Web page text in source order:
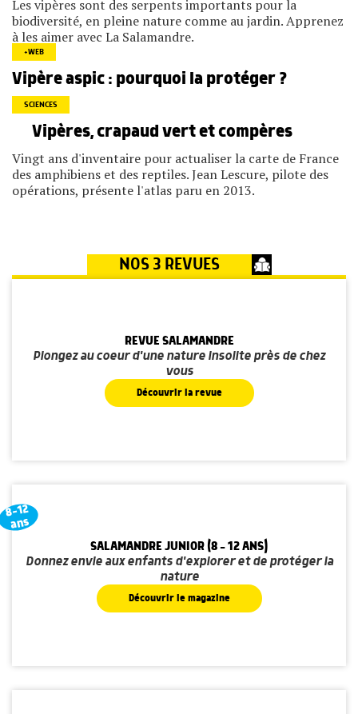
Les vipères sont des serpents importants pour la
biodiversité, en pleine nature comme au jardin. Apprenez
à les aimer avec La Salamandre.
+WEB
Vipère aspic : pourquoi la protéger ?
SCIENCES
Vipères, crapaud vert et compères
Vingt ans d'inventaire pour actualiser la carte de France
des amphibiens et des reptiles. Jean Lescure, pilote des
opérations, présente l'atlas paru en 2013.
NOS 3 REVUES
REVUE SALAMANDRE
Plongez au coeur d'une nature insolite près de chez
vous
Découvrir la revue
8-12
ans
SALAMANDRE JUNIOR (8 - 12 ANS)
Donnez envie aux enfants d'explorer et de protéger la
nature
Découvrir le magazine